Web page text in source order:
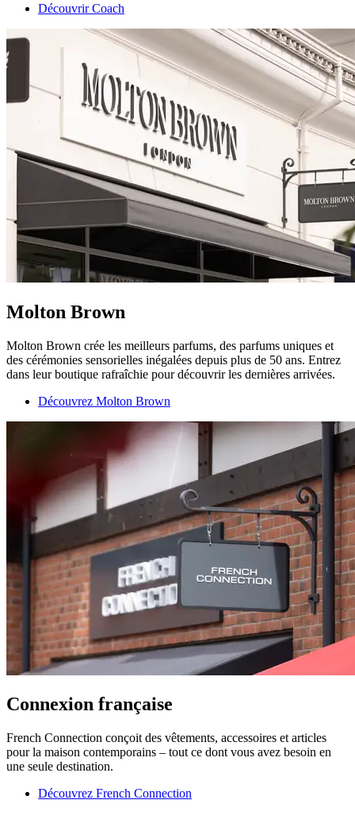
Découvrir Coach
Molton Brown
Molton Brown crée les meilleurs parfums, des parfums uniques et
des cérémonies sensorielles inégalées depuis plus de 50 ans. Entrez
dans leur boutique rafraîchie pour découvrir les dernières arrivées.
Découvrez Molton Brown
Connexion française
French Connection conçoit des vêtements, accessoires et articles
pour la maison contemporains – tout ce dont vous avez besoin en
une seule destination.
Découvrez French Connection